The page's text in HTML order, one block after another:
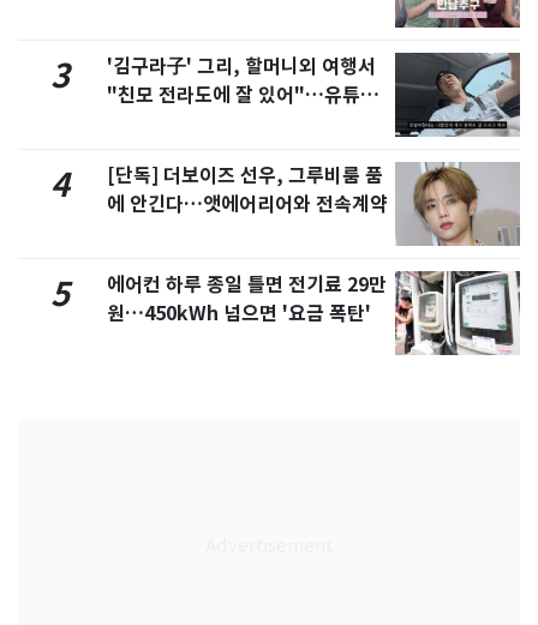
3
'김구라子' 그리, 할머니외 여행서
"친모 전라도에 잘 있어"…유튜브
4
[단독] 더보이즈 선우, 그루비룸 품
에 안긴다…앳에어리어와 전속계약
5
에어컨 하루 종일 틀면 전기료 29만
원…450kWh 넘으면 '요금 폭탄'